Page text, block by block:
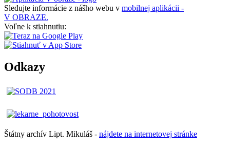
Sledujte informácie z nášho webu v mobilnej aplikácii -
V OBRAZE.
Voľne k stiahnutiu:
Odkazy
Štátny archív Lipt. Mikuláš - nájdete na internetovej stránke